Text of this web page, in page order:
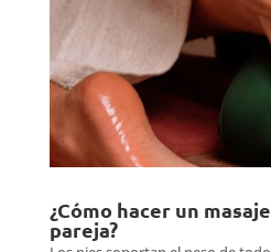
¿Cómo hacer un
pareja?